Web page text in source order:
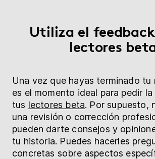
Utiliza el
lectores
Una vez que hayas terminado tu
es el momento ideal para pedir
tus lectores beta. Por supuesto,
una revisión o corrección
pueden darte consejos y
tu historia. Puedes hacerles
concretas sobre aspectos